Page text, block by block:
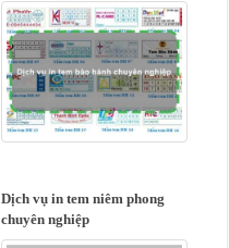
Dịch vụ in tem niêm phong
chuyên nghiệp